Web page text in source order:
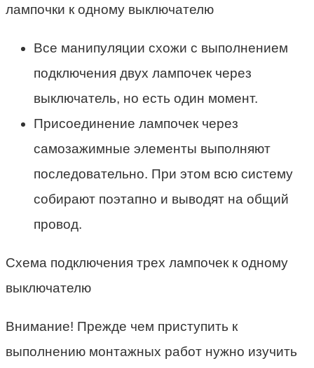
лампочки к одному выключателю
Все манипуляции схожи с выполнением
подключения двух лампочек через
выключатель, но есть один момент.
Присоединение лампочек через
самозажимные элементы выполняют
последовательно. При этом всю систему
собирают поэтапно и выводят на общий
провод.
Схема подключения трех лампочек к одному
выключателю
Внимание! Прежде чем приступить к
выполнению монтажных работ нужно изучить